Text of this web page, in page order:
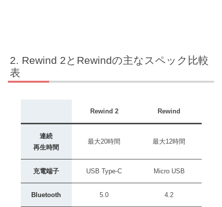
Rewind 2とRewindの主なスペック比較
表
Rewind 2 Rewind
連続
再生時間
最大20時間 最大12時間
充電端子 USB Type-C Micro USB
Bluetooth 5.0 4.2